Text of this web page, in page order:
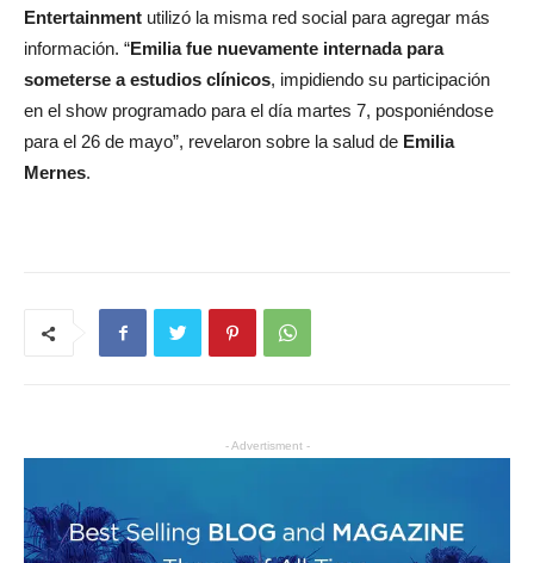
Entertainment utilizó la misma red social para agregar más
información. “Emilia fue nuevamente internada para
someterse a estudios clínicos, impidiendo su participación
en el show programado para el día martes 7, posponiéndose
para el 26 de mayo”, revelaron sobre la salud de Emilia
Mernes.
- Advertisment -